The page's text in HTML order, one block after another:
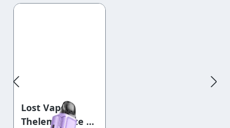
Produktgalerie überspringen
Lost Vape
Thelema Elite S